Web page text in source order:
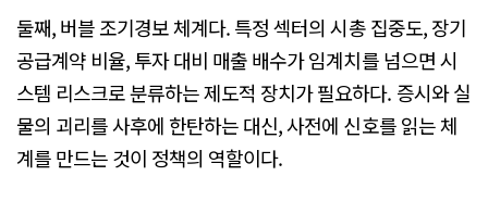
둘째, 버블 조기경보 체계다. 특정 섹터의 시총 집중도, 장기
공급계약 비율, 투자 대비 매출 배수가 임계치를 넘으면 시
스템 리스크로 분류하는 제도적 장치가 필요하다. 증시와 실
물의 괴리를 사후에 한탄하는 대신, 사전에 신호를 읽는 체
계를 만드는 것이 정책의 역할이다.